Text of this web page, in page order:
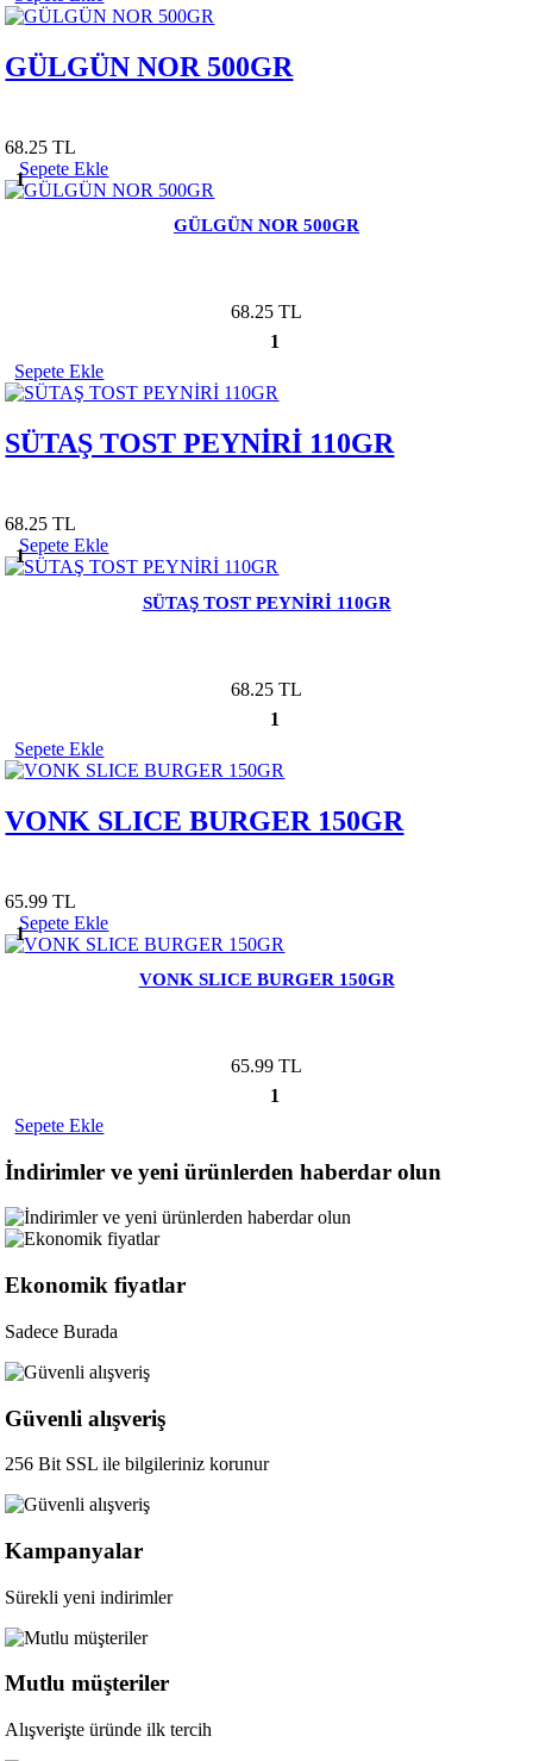
GÜLGÜN NOR 500GR
68.25 TL
1
Sepete Ekle
GÜLGÜN NOR 500GR
68.25 TL
1
Sepete Ekle
SÜTAŞ TOST PEYNİRİ 110GR
68.25 TL
1
Sepete Ekle
SÜTAŞ TOST PEYNİRİ 110GR
68.25 TL
1
Sepete Ekle
VONK SLICE BURGER 150GR
65.99 TL
1
Sepete Ekle
VONK SLICE BURGER 150GR
65.99 TL
1
Sepete Ekle
İndirimler ve yeni ürünlerden haberdar olun
Ekonomik fiyatlar
Sadece Burada
Güvenli alışveriş
256 Bit SSL ile bilgileriniz korunur
Kampanyalar
Sürekli yeni indirimler
Mutlu müşteriler
Alışverişte üründe ilk tercih